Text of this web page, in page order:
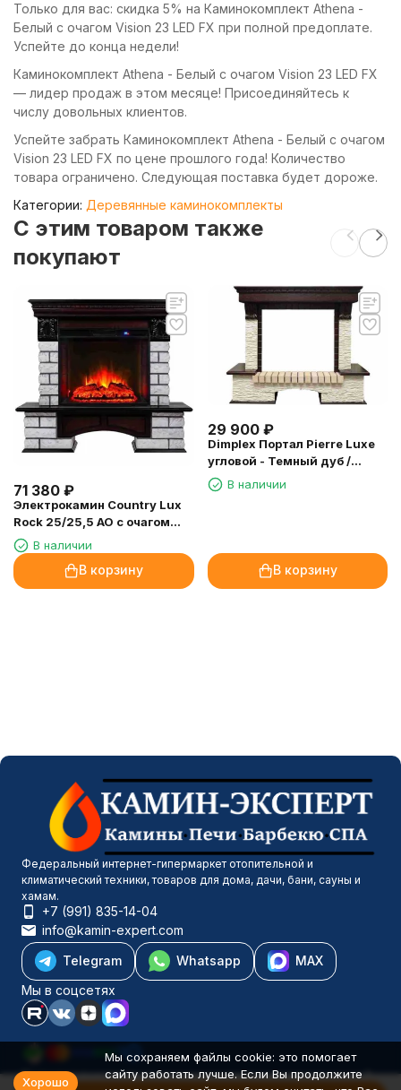
Только для вас: скидка 5% на Каминокомплект Athena -
Белый с очагом Vision 23 LED FX при полной предоплате.
Успейте до конца недели!
Каминокомплект Athena - Белый с очагом Vision 23 LED FX
— лидер продаж в этом месяце! Присоединяйтесь к
числу довольных клиентов.
Успейте забрать Каминокомплект Athena - Белый с очагом
Vision 23 LED FX по цене прошлого года! Количество
товара ограничено. Следующая поставка будет дороже.
Категории: Деревянные каминокомплекты
C этим товаром также
покупают
71 380 ₽
Электрокамин Country Lux
Rock 25/25,5 AO с очагом
Sparta 25,5
В наличии
В корзину
29 900 ₽
Dimplex Портал Pierre Luxe
угловой - Темный дуб /
Сланец мелкий
В наличии
В корзину
Федеральный интернет-гипермаркет отопительной и
климатический техники, товаров для дома, дачи, бани, сауны и
хамам.
+7 (991) 835-14-04
info@kamin-expert.com
Telegram
Whatsapp
MAX
Мы в соцсетях
Каталог товаров
Хорошо
Мы сохраняем файлы cookie: это помогает
сайту работать лучше. Если Вы продолжите